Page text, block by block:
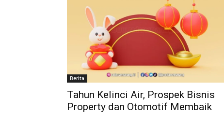
Berita
Tahun Kelinci Air, Prospek Bisnis
Property dan Otomotif Membaik